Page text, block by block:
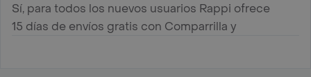
Sí, para todos los nuevos usuarios Rappi ofrece
15 días de envíos gratis con Comparrilla y